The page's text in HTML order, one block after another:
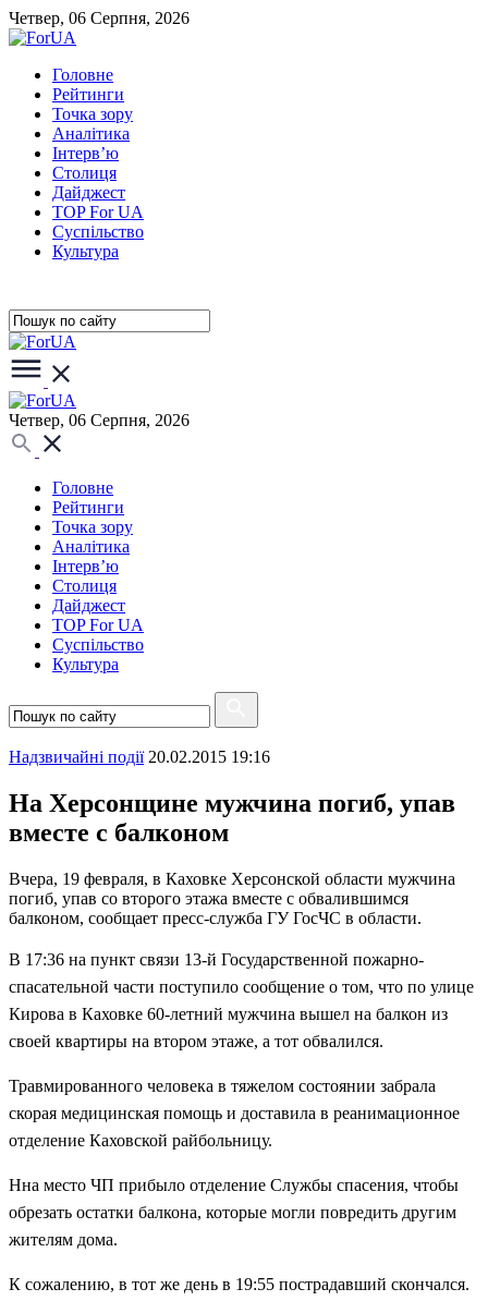
Четвер, 06 Серпня, 2026
Головне
Рейтинги
Точка зору
Аналітика
Інтерв’ю
Столиця
Дайджест
TOP For UA
Суспiльство
Культура
Четвер, 06 Серпня, 2026
Головне
Рейтинги
Точка зору
Аналітика
Інтерв’ю
Столиця
Дайджест
TOP For UA
Суспiльство
Культура
Надзвичайні події 20.02.2015 19:16
На Херсонщине мужчина погиб, упав
вместе с балконом
Вчера, 19 февраля, в Каховке Херсонской области мужчина
погиб, упав со второго этажа вместе с обвалившимся
балконом, сообщает пресс-служба ГУ ГосЧС в области.
В 17:36 на пункт связи 13-й Государственной пожарно-
спасательной части поступило сообщение о том, что по улице
Кирова в Каховке 60-летний мужчина вышел на балкон из
своей квартиры на втором этаже, а тот обвалился.
Травмированного человека в тяжелом состоянии забрала
скорая медицинская помощь и доставила в реанимационное
отделение Каховской райбольницу.
Нна место ЧП прибыло отделение Службы спасения, чтобы
обрезать остатки балкона, которые могли повредить другим
жителям дома.
К сожалению, в тот же день в 19:55 пострадавший скончался.